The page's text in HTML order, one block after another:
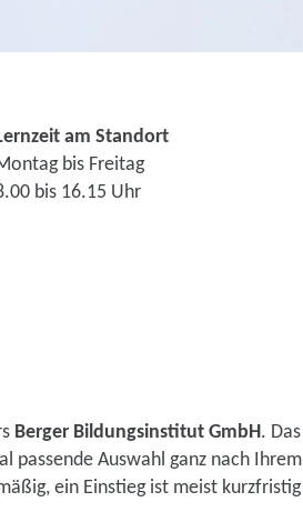
am Standort
bis Freitag
bis 16.15 Uhr
Berger Bildungsinstitut GmbH. Das
passende Auswahl ganz nach Ihrem
ein Einstieg ist meist kurzfristig